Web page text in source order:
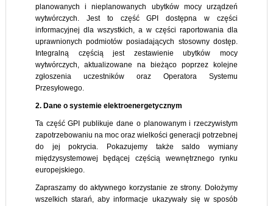
planowanych i nieplanowanych ubytków mocy urządzeń
wytwórczych. Jest to część GPI dostępna w części
informacyjnej dla wszystkich, a w części raportowania dla
uprawnionych podmiotów posiadających stosowny dostęp.
Integralną częścią jest zestawienie ubytków mocy
wytwórczych, aktualizowane na bieżąco poprzez kolejne
zgłoszenia uczestników oraz Operatora Systemu
Przesyłowego.
2. Dane o systemie elektroenergetycznym
Ta część GPI publikuje dane o planowanym i rzeczywistym
zapotrzebowaniu na moc oraz wielkości generacji potrzebnej
do jej pokrycia. Pokazujemy także saldo wymiany
międzysystemowej będącej częścią wewnętrznego rynku
europejskiego.
Zapraszamy do aktywnego korzystanie ze strony. Dołożymy
wszelkich starań, aby informacje ukazywały się w sposób